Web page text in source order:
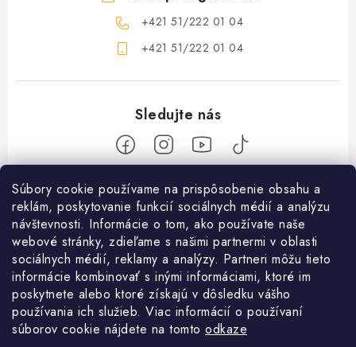
Súbory cookie používame na prispôsobenie obsahu a
reklám, poskytovanie funkcií sociálnych médií a analýzu
návštevnosti. Informácie o tom, ako používate naše
webové stránky, zdieľame s našimi partnermi v oblasti
sociálnych médií, reklamy a analýzy. Partneri môžu tieto
informácie kombinovať s inými informáciami, ktoré im
poskytnete alebo ktoré získajú v dôsledku vášho
používania ich služieb. Viac informácií o používaní
súborov cookie nájdete na tomto odkaze
+421 51/222 01 04
+421 51/222 01 04
Nakupovanie
Ako nakupovať
Obchodné podmienky
Doprava a platba
Objednávky
Použitie Darčekovej poukážky
REKLAMÁCIA / VRÁTENIE TOVARU
O nás
SHOWROOM Prešov